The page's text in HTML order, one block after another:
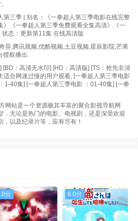
第三季 | 别名：《一拳超人第三季电影在线完整
》《一拳超人第三季免费观看全集高清》《一
态：更新第11集 在线高清版
异,腾讯视频,优酷视频,土豆视频,星辰影院,芒果
授权播出.
：高清无水印] [HD：高清版] [TS：抢先非清
适合网速过慢的用户观看, [一拳超人第三季电影
1-40集] [一拳超人第三季电影 ：01-40集] [一拳
网站是一个资源极其丰富的聚合影视导航网
，无论是热门的电影、电视剧，还是深受欢迎
以及纪录片等，应有尽有！
分 8.0分